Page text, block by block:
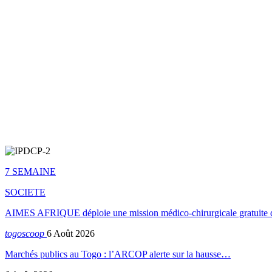
7 SEMAINE
SOCIETE
AIMES AFRIQUE déploie une mission médico-chirurgicale gratuite
togoscoop 6 Août 2026
Marchés publics au Togo : l’ARCOP alerte sur la hausse…